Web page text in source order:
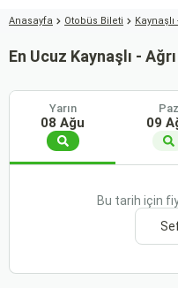
Anasayfa Otobüs Bileti Kaynaşlı
En Ucuz Kaynaşlı -
Yarın
08 Ağu
Paz
09
Bu tarih için